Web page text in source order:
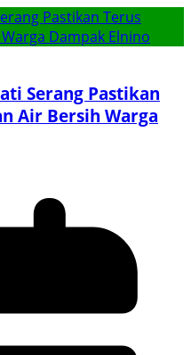
Serang Pastikan
Air Bersih Warga